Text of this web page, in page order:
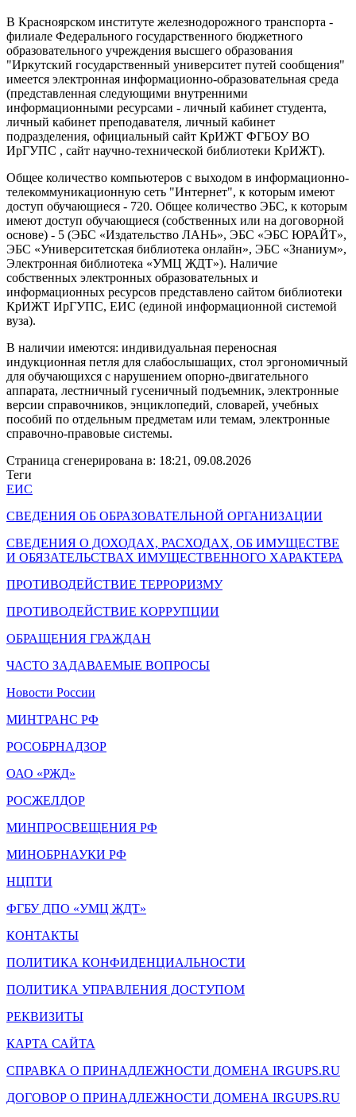
В Красноярском институте железнодорожного транспорта -
филиале Федерального государственного бюджетного
образовательного учреждения высшего образования
"Иркутский государственный университет путей сообщения"
имеется электронная информационно-образовательная среда
(представленная следующими внутренними
информационными ресурсами - личный кабинет студента,
личный кабинет преподавателя, личный кабинет
подразделения, официальный сайт КрИЖТ ФГБОУ ВО
ИрГУПС , сайт научно-технической библиотеки КрИЖТ).
Общее количество компьютеров с выходом в информационно-
телекоммуникационную сеть "Интернет", к которым имеют
доступ обучающиеся - 720. Общее количество ЭБС, к которым
имеют доступ обучающиеся (собственных или на договорной
основе) - 5 (ЭБС «Издательство ЛАНЬ», ЭБС «ЭБС ЮРАЙТ»,
ЭБС «Университетская библиотека онлайн», ЭБС «Знаниум»,
Электронная библиотека «УМЦ ЖДТ»). Наличие
собственных электронных образовательных и
информационных ресурсов представлено сайтом библиотеки
КрИЖТ ИрГУПС, ЕИС (единой информационной системой
вуза).
В наличии имеются: индивидуальная переносная
индукционная петля для слабослышащих, стол эргономичный
для обучающихся с нарушением опорно-двигательного
аппарата, лестничный гусеничный подъемник, электронные
версии справочников, энциклопедий, словарей, учебных
пособий по отдельным предметам или темам, электронные
справочно-правовые системы.
Страница сгенерирована в: 18:21, 09.08.2026
Теги
ЕИС
СВЕДЕНИЯ ОБ ОБРАЗОВАТЕЛЬНОЙ ОРГАНИЗАЦИИ
СВЕДЕНИЯ О ДОХОДАХ, РАСХОДАХ, ОБ ИМУЩЕСТВЕ
И ОБЯЗАТЕЛЬСТВАХ ИМУЩЕСТВЕННОГО ХАРАКТЕРА
ПРОТИВОДЕЙСТВИЕ ТЕРРОРИЗМУ
ПРОТИВОДЕЙСТВИЕ КОРРУПЦИИ
ОБРАЩЕНИЯ ГРАЖДАН
ЧАСТО ЗАДАВАЕМЫЕ ВОПРОСЫ
Новости России
МИНТРАНС РФ
РОСОБРНАДЗОР
ОАО «РЖД»
РОСЖЕЛДОР
МИНПРОСВЕЩЕНИЯ РФ
МИНОБРНАУКИ РФ
НЦПТИ
ФГБУ ДПО «УМЦ ЖДТ»
КОНТАКТЫ
ПОЛИТИКА КОНФИДЕНЦИАЛЬНОСТИ
ПОЛИТИКА УПРАВЛЕНИЯ ДОСТУПОМ
РЕКВИЗИТЫ
КАРТА САЙТА
СПРАВКА О ПРИНАДЛЕЖНОСТИ ДОМЕНА IRGUPS.RU
ДОГОВОР О ПРИНАДЛЕЖНОСТИ ДОМЕНА IRGUPS.RU